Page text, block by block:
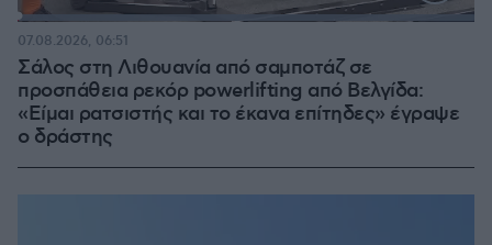
Loaded:
Σάλος στη Λιθουανία από σαμποτάζ σε
προσπάθεια ρεκόρ powerlifting από Βελγίδα:
«Είμαι ρατσιστής και το έκανα επίτηδες» έγραψε
ο δράστης
07.08.2026, 06:51